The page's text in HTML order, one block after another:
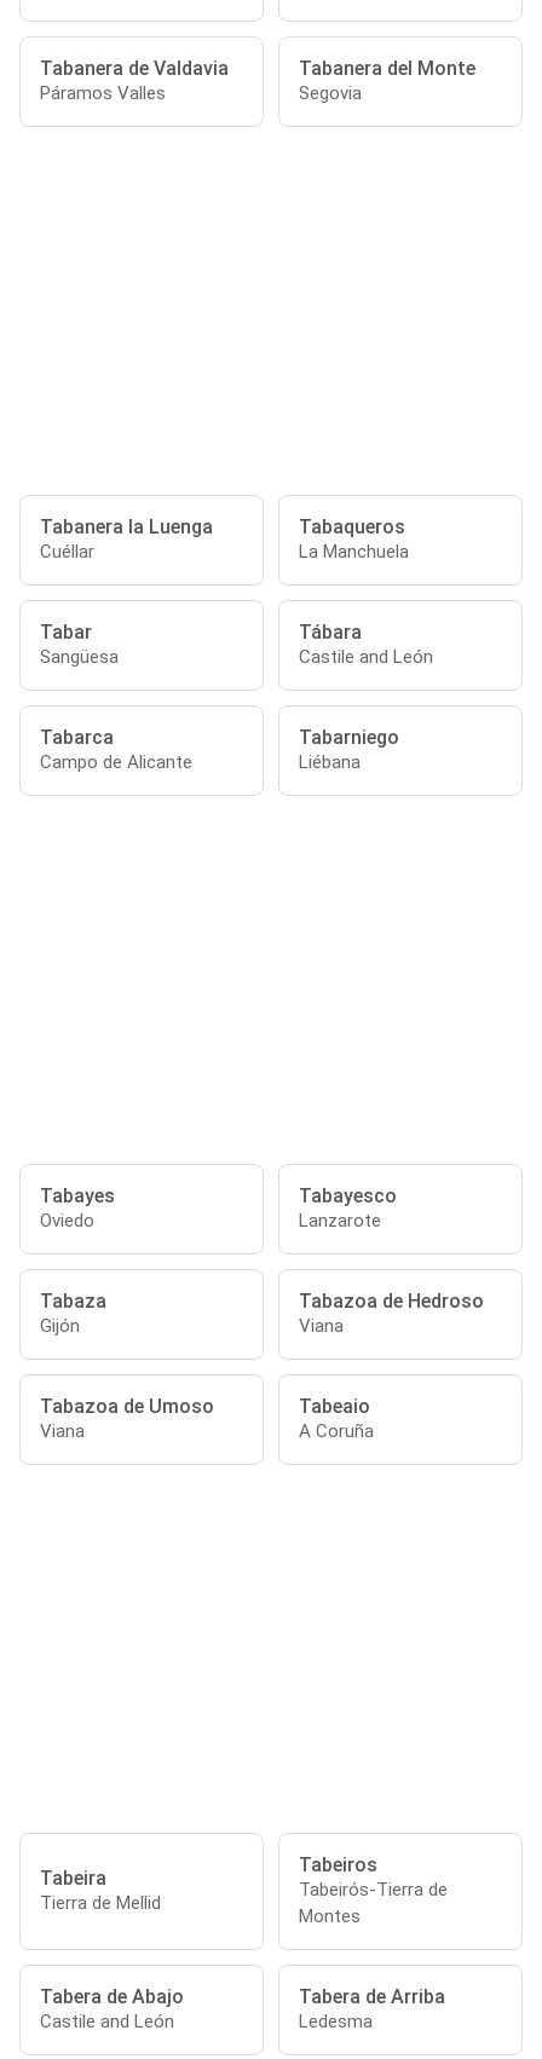
Tabanera de Valdavia
Páramos Valles
Tabanera del Monte
Segovia
Tabanera la Luenga
Cuéllar
Tabaqueros
La Manchuela
Tabar
Sangüesa
Tábara
Castile and León
Tabarca
Campo de Alicante
Tabarniego
Liébana
Tabayes
Oviedo
Tabayesco
Lanzarote
Tabaza
Gijón
Tabazoa de Hedroso
Viana
Tabazoa de Umoso
Viana
Tabeaio
A Coruña
Tabeira
Tierra de Mellid
Tabeiros
Tabeirós-Tierra de
Montes
Tabera de Abajo
Castile and León
Tabera de Arriba
Ledesma